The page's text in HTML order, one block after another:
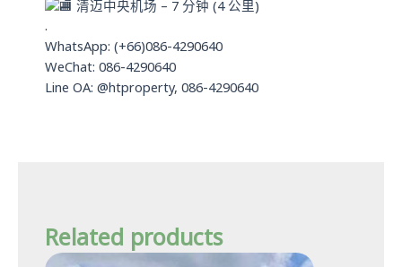
清迈中央机场 – 7 分钟 (4 公里)
.
WhatsApp: (+66)086-4290640
WeChat: 086-4290640
Line OA: @htproperty, 086-4290640
Related products